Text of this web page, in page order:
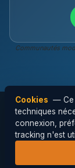
Communautés
© 2026
Cookies — Ce
techniques
connexion,
tracking n'est